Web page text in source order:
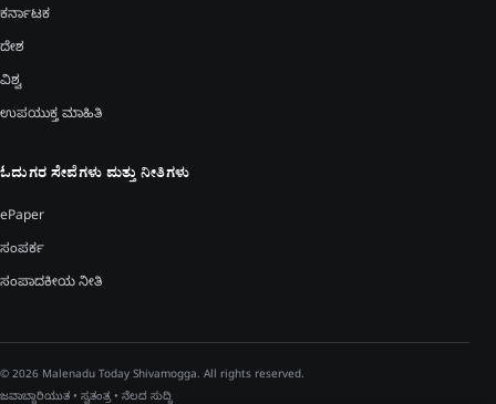
ಕರ್ನಾಟಕ
ದೇಶ
ವಿಶ್ವ
ಉಪಯುಕ್ತ ಮಾಹಿತಿ
ಓದುಗರ ಸೇವೆಗಳು ಮತ್ತು ನೀತಿಗಳು
ePaper
ಸಂಪರ್ಕ
ಸಂಪಾದಕೀಯ ನೀತಿ
© 2026 Malenadu Today Shivamogga. All rights reserved.
ಜವಾಬ್ದಾರಿಯುತ • ಸ್ವತಂತ್ರ • ನೆಲದ ಸುದ್ದಿ